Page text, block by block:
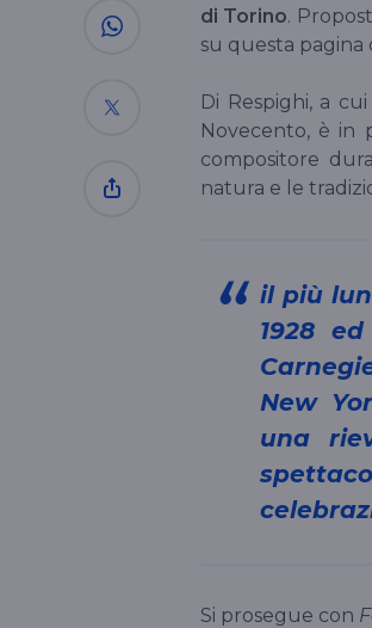
di Torino.
su questa pagina
Di Respighi, a
Novecento, è in
compositore
natura e le
il più lungo dei tre poemi sinfonici in programma, composto nel
1928
New
una
Si prosegue con